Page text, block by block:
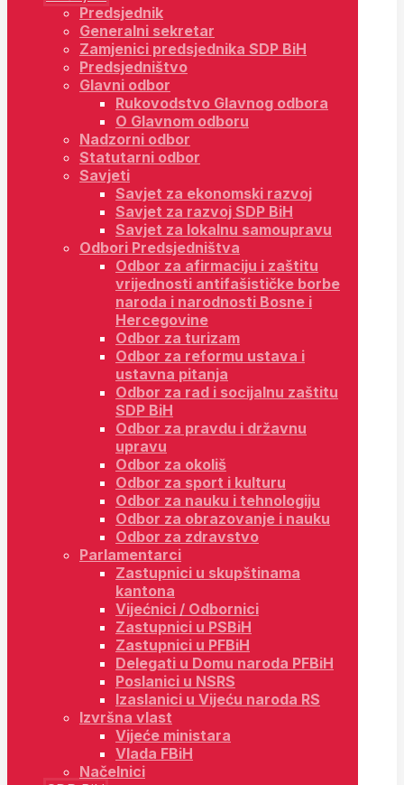
Predsjednik
Generalni sekretar
Zamjenici predsjednika SDP BiH
Predsjedništvo
Glavni odbor
Rukovodstvo Glavnog odbora
O Glavnom odboru
Nadzorni odbor
Statutarni odbor
Savjeti
Savjet za ekonomski razvoj
Savjet za razvoj SDP BiH
Savjet za lokalnu samoupravu
Odbori Predsjedništva
Odbor za afirmaciju i zaštitu
vrijednosti antifašističke borbe
naroda i narodnosti Bosne i
Hercegovine
Odbor za turizam
Odbor za reformu ustava i
ustavna pitanja
Odbor za rad i socijalnu zaštitu
SDP BiH
Odbor za pravdu i državnu
upravu
Odbor za okoliš
Odbor za sport i kulturu
Odbor za nauku i tehnologiju
Odbor za obrazovanje i nauku
Odbor za zdravstvo
Parlamentarci
Zastupnici u skupštinama
kantona
Vijećnici / Odbornici
Zastupnici u PSBiH
Zastupnici u PFBiH
Delegati u Domu naroda PFBiH
Poslanici u NSRS
Izaslanici u Vijeću naroda RS
Izvršna vlast
Vijeće ministara
Vlada FBiH
Načelnici